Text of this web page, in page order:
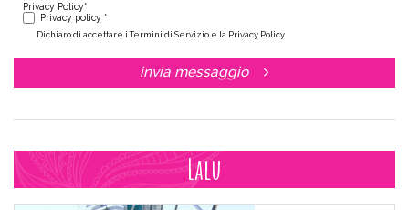
Privacy Policy*
Privacy policy *
Dichiaro di accettare i Termini di Servizio e la Privacy Policy
invia messaggio
Lalu